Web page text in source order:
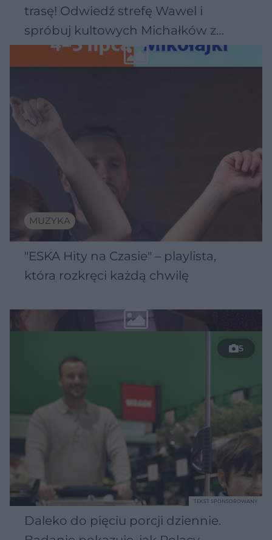
trasę! Odwiedź strefę Wawel i
spróbuj kultowych Michałków z
Wawelu
MUZYKA
"ESKA Hity na Czasie" – playlista,
która rozkręci każdą chwilę
5
Daleko do pięciu porcji dziennie.
TEKST SPONSOROWANY